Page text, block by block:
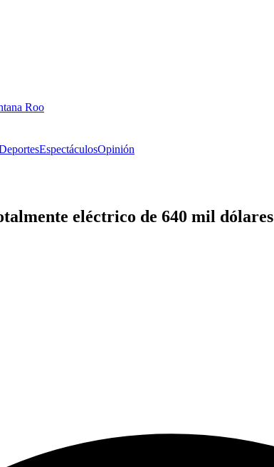
Roo
EspectáculosOpinión
eléctrico de 640 mil dólares